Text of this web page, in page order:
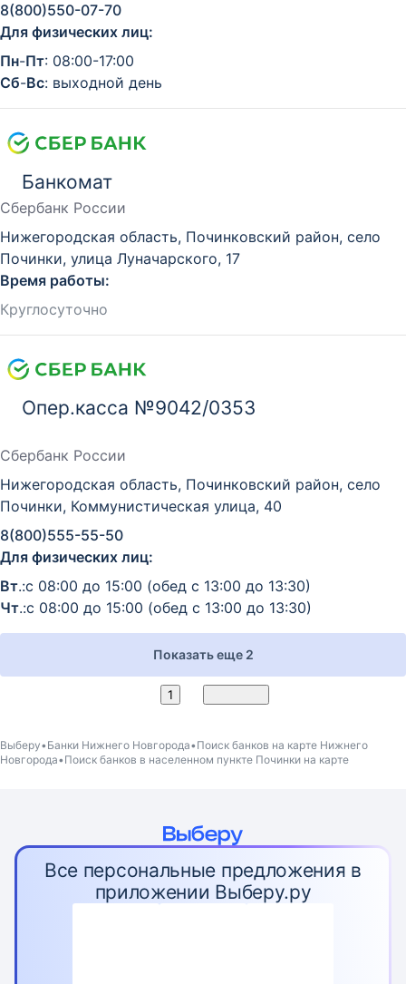
8(800)550-07-70
Для физических лиц:
Пн-Пт: 08:00-17:00
Сб-Вс: выходной день
Банкомат
Сбербанк России
Нижегородская область, Починковский район, село
Починки, улица Луначарского, 17
Время работы:
Круглосуточно
Опер.касса №9042/0353
Сбербанк России
Нижегородская область, Починковский район, село
Починки, Коммунистическая улица, 40
8(800)555-55-50
Для физических лиц:
Вт.:с 08:00 до 15:00 (обед с 13:00 до 13:30)
Чт.:с 08:00 до 15:00 (обед с 13:00 до 13:30)
Показать еще 2
1
Выберу Банки Нижнего Новгорода Поиск банков на карте Нижнего
Новгорода Поиск банков в населенном пункте Починки на карте
Все персональные предложения в
приложении Выберу.ру